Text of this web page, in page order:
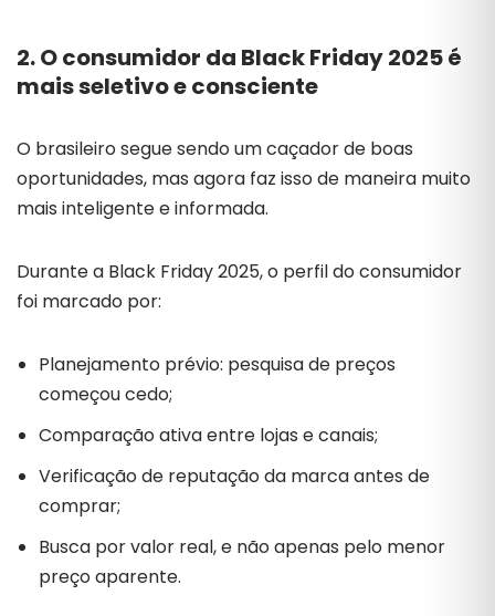
2. O consumidor da Black Friday 2025 é
mais seletivo e consciente
O brasileiro segue sendo um caçador de boas
oportunidades, mas agora faz isso de maneira muito
mais inteligente e informada.
Durante a Black Friday 2025, o perfil do consumidor
foi marcado por:
Planejamento prévio: pesquisa de preços
começou cedo;
Comparação ativa entre lojas e canais;
Verificação de reputação da marca antes de
comprar;
Busca por valor real, e não apenas pelo menor
preço aparente.